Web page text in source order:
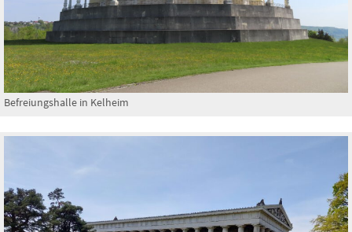
Befreiungshalle in Kelheim